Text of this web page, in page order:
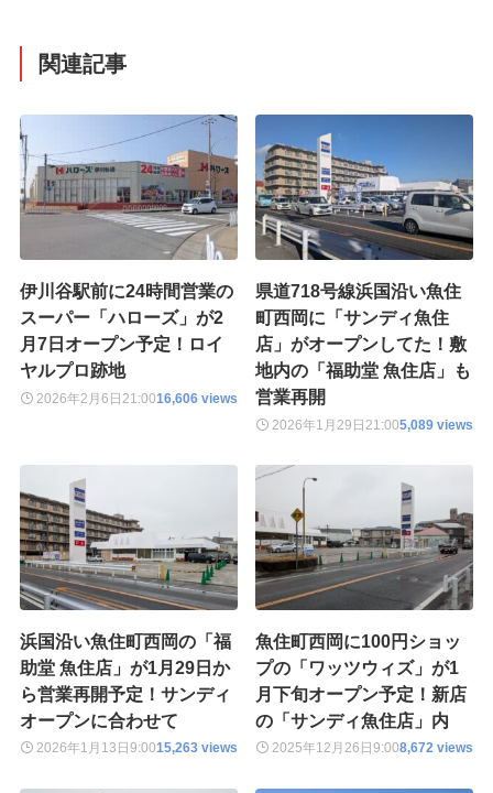
関連記事
伊川谷駅前に24時間営業の
スーパー「ハローズ」が2
月7日オープン予定！ロイ
ヤルプロ跡地
2026年2月6日 21:0016,606 views
県道718号線浜国沿い魚住
町西岡に「サンディ魚住
店」がオープンしてた！敷
地内の「福助堂 魚住店」も
営業再開
2026年1月29日 21:005,089 views
浜国沿い魚住町西岡の「福
助堂 魚住店」が1月29日か
ら営業再開予定！サンディ
オープンに合わせて
2026年1月13日 9:0015,263 views
魚住町西岡に100円ショッ
プの「ワッツウィズ」が1
月下旬オープン予定！新店
の「サンディ魚住店」内
2025年12月26日9:008,672 views